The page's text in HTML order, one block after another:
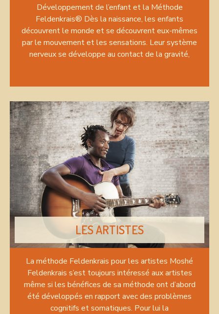
Développement de l’enfant et la Méthode
Feldenkrais® Dès la naissance, les enfants
découvrent le monde et se découvrent eux-mêmes
par le mouvement et les sensations. Leur système
nerveux se développe au contact de la gravité,
LES ARTISTES
La méthode Feldenkrais pour les artistes Moshé
Feldenkrais s’est toujours intéressé aux artistes
même si les bénéfices de sa méthode ont d’abord
été développés en rapport avec des problèmes
cognitifs et somatiques. Pour lui la